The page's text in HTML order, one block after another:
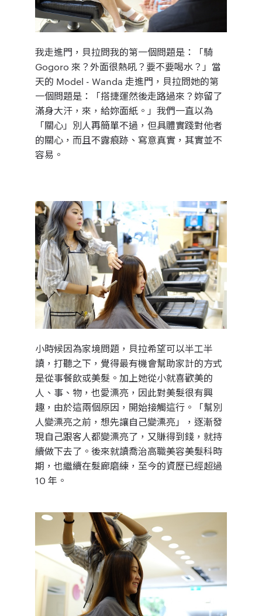
我走進門，貝拉問我的第一個問題是：「騎
Gogoro 來？外面很熱吼？要不要喝水？」 當
天的 Model - Wanda 走進門，貝拉問她的第
一個問題是：「搭捷運然後走路過來？妳留了
滿身大汗，來，給妳面紙。」 我們一直以為
「關心」別人再簡單不過，但具體實踐對他者
的關心，而且不露痕跡、寫意真實，其實並不
容易。
小時候因為家境問題，貝拉希望可以半工半
讀，打聽之下，覺得最有機會幫助家計的方式
是從事餐飲或美髮。加上她從小就喜歡美的
人、事、物，也愛漂亮，因此對美髮很有興
趣，由於這兩個原因，開始接觸這行。「幫別
人變漂亮之前，想先讓自己變漂亮 」，逐漸發
現自己跟客人都變漂亮了，又賺得到錢，就持
續做下去了。後來就讀喬治高職美容美髮科時
期，也繼續在髮廊磨練，至今的資歷已經超過
10 年。